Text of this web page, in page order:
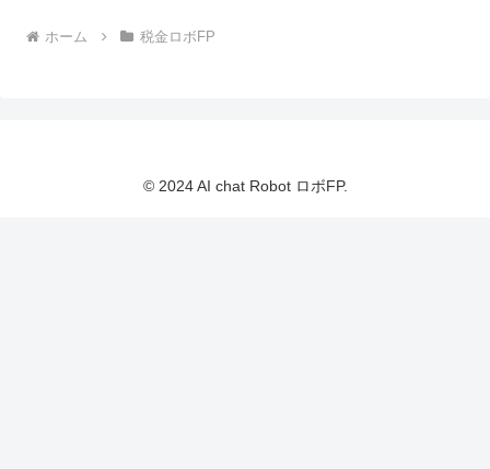
ホーム 税金ロボFP
© 2024 AI chat Robot ロボFP.